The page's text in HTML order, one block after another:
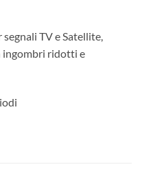
TV e Satellite,
ingombri ridotti e